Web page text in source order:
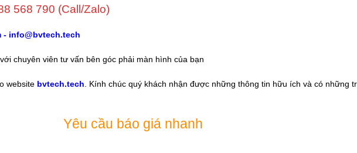
568 790 (Call/Zalo)
- info@bvtech.tech
chuyên viên tư vấn bên góc phải màn hình của bạn
website bvtech.tech . Kính chúc quý khách nhận được những thông tin hữu ích và có những
Yêu cầu báo giá nhanh